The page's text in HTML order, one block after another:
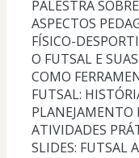
PALESTRA
ASPECTOS
FÍSICO-
O FUTSAL E
COMO
FUTSAL:
PLANEJAMENTO
ATIVIDADES
SLIDES: FUTSAL